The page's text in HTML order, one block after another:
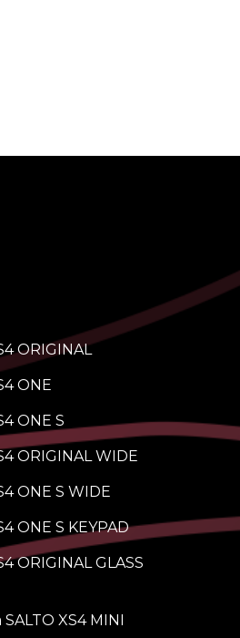
ORIGINAL
ONE
ONE S
ORIGINAL WIDE
ONE S WIDE
ONE S KEYPAD
ORIGINAL GLASS
XS4 MINI